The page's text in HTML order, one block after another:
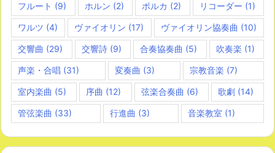
フルート (9) ホルン (2) ポルカ (2) リコーダー (1)
ワルツ (4) ヴァイオリン (17) ヴァイオリン協奏曲 (10)
交響曲 (29) 交響詩(9) 合奏協奏曲 (5) 吹奏楽 (1)
声楽・合唱 (31) 変奏曲 (3) 宗教音楽 (7)
室内楽曲 (5) 序曲 (12) 弦楽合奏曲 (6) 歌劇(14)
管弦楽曲 (33) 行進曲 (3) 音楽教室 (1)